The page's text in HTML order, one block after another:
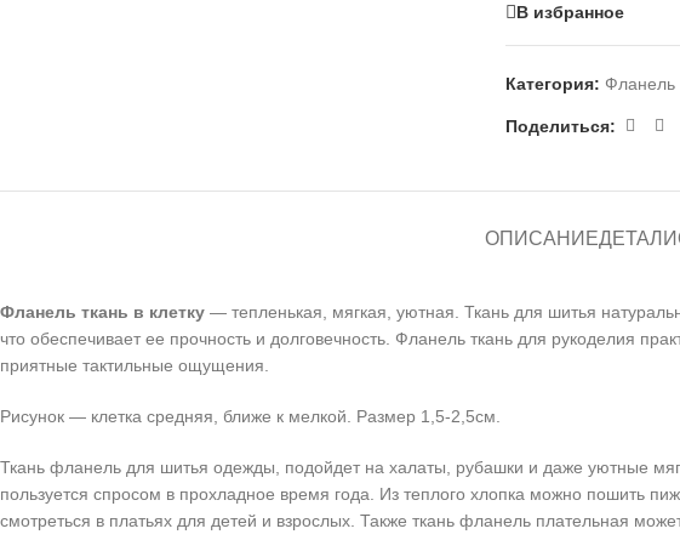
В избранное
Категория: Фланель
Поделиться:
ОПИСАНИЕДЕТАЛИ
Фланель ткань в клетку — тепленькая, мягкая, уютная. Ткань для шитья
что обеспечивает ее прочность и долговечность. Фланель ткань для рукоделия
приятные тактильные ощущения.
Рисунок — клетка средняя, ближе к мелкой. Размер 1,5-2,5см.
Ткань фланель для шитья одежды, подойдет на халаты, рубашки и даже уютные
пользуется спросом в прохладное время года. Из теплого хлопка можно пошить
смотреться в платьях для детей и взрослых. Также ткань фланель плательная